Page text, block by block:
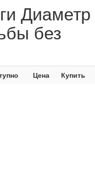
Диаметр
без
Цена Купить